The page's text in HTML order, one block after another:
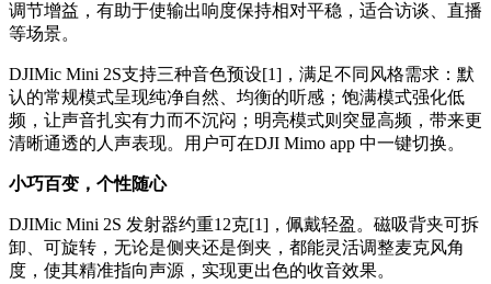
调节增益，有助于使输出响度保持相对平稳，适合访谈、直播
等场景。
DJIMic Mini 2S支持三种音色预设[1]，满足不同风格需求：默
认的常规模式呈现纯净自然、均衡的听感；饱满模式强化低
频，让声音扎实有力而不沉闷；明亮模式则突显高频，带来更
清晰通透的人声表现。用户可在DJI Mimo app 中一键切换。
小巧百变，个性随心
DJIMic Mini 2S 发射器约重12克[1]，佩戴轻盈。磁吸背夹可拆
卸、可旋转，无论是侧夹还是倒夹，都能灵活调整麦克风角
度，使其精准指向声源，实现更出色的收音效果。